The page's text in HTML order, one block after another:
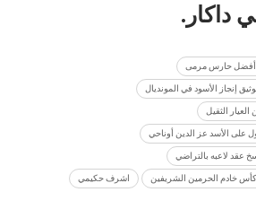
داكار.
أفضل حارس مرمى
إنجاز الأسود في المونديال
الثقيل
على الأسد عز الدين أوناحي
عقد لاعبه بالتراضي
خادم الحرمين الشريفين اشرف حكيمي